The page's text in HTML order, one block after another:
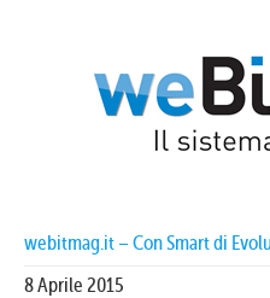
webitmag.it – Con Smart di
8 Aprile 2015